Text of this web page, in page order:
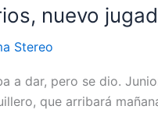
nuevo
Stereo
a dar, pero se dio.
que arribará